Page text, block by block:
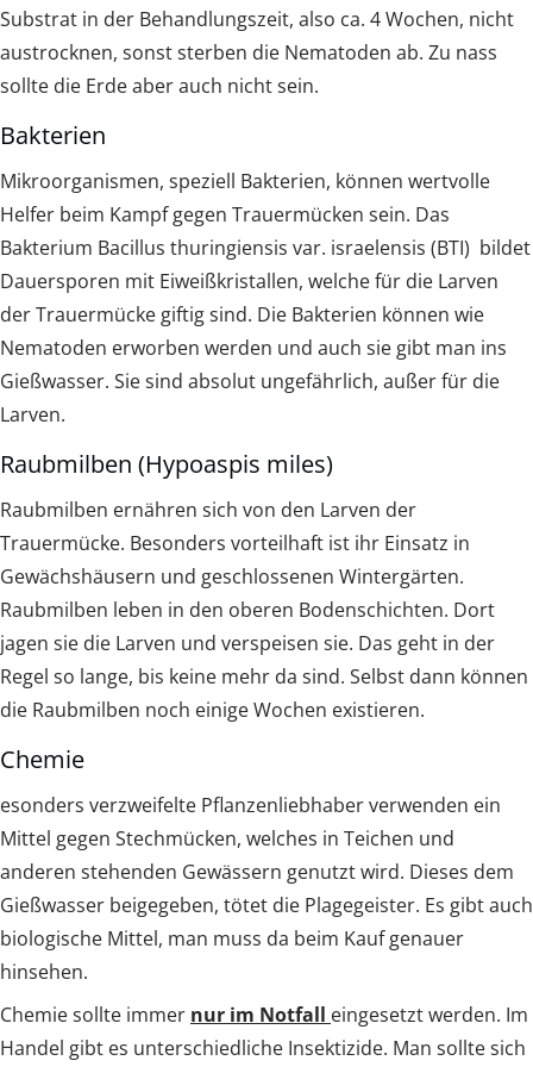
Substrat in der Behandlungszeit, also ca. 4 Wochen, nicht
austrocknen, sonst sterben die Nematoden ab. Zu nass
sollte die Erde aber auch nicht sein.
Bakterien
Mikroorganismen, speziell Bakterien, können wertvolle
Helfer beim Kampf gegen Trauermücken sein. Das
Bakterium Bacillus thuringiensis var. israelensis (BTI) bildet
Dauersporen mit Eiweißkristallen, welche für die Larven
der Trauermücke giftig sind. Die Bakterien können wie
Nematoden erworben werden und auch sie gibt man ins
Gießwasser. Sie sind absolut ungefährlich, außer für die
Larven.
Raubmilben (Hypoaspis miles)
Raubmilben ernähren sich von den Larven der
Trauermücke. Besonders vorteilhaft ist ihr Einsatz in
Gewächshäusern und geschlossenen Wintergärten.
Raubmilben leben in den oberen Bodenschichten. Dort
jagen sie die Larven und verspeisen sie. Das geht in der
Regel so lange, bis keine mehr da sind. Selbst dann können
die Raubmilben noch einige Wochen existieren.
Chemie
esonders verzweifelte Pflanzenliebhaber verwenden ein
Mittel gegen Stechmücken, welches in Teichen und
anderen stehenden Gewässern genutzt wird. Dieses dem
Gießwasser beigegeben, tötet die Plagegeister. Es gibt auch
biologische Mittel, man muss da beim Kauf genauer
hinsehen.
Chemie sollte immer nur im Notfall eingesetzt werden. Im
Handel gibt es unterschiedliche Insektizide. Man sollte sich